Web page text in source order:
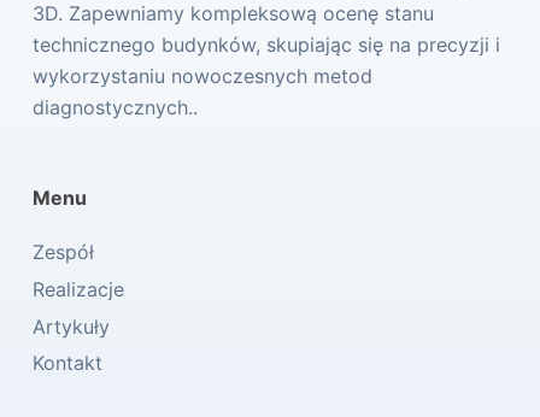
3D. Zapewniamy kompleksową ocenę stanu
technicznego budynków, skupiając się na precyzji i
wykorzystaniu nowoczesnych metod
diagnostycznych..
Menu
Zespół
Realizacje
Artykuły
Kontakt